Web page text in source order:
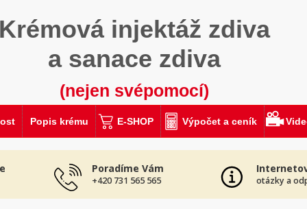
Popis krému E-SHOP Výpočet a ceník
injektáž zdiva
a sanace zdiva
(nejen svépomocí)
Poradíme Vám
+420 731 565 565 otázky a